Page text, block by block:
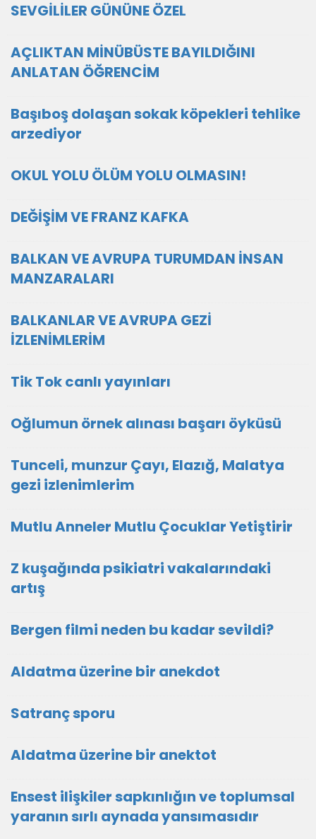
SEVGİLİLER GÜNÜNE ÖZEL
AÇLIKTAN MİNÜBÜSTE BAYILDIĞINI
ANLATAN ÖĞRENCİM
Başıboş dolaşan sokak köpekleri tehlike
arzediyor
OKUL YOLU ÖLÜM YOLU OLMASIN!
DEĞİŞİM VE FRANZ KAFKA
BALKAN VE AVRUPA TURUMDAN İNSAN
MANZARALARI
BALKANLAR VE AVRUPA GEZİ
İZLENİMLERİM
Tik Tok canlı yayınları
Oğlumun örnek alınası başarı öyküsü
Tunceli, munzur Çayı, Elazığ, Malatya
gezi izlenimlerim
Mutlu Anneler Mutlu Çocuklar Yetiştirir
Z kuşağında psikiatri vakalarındaki
artış
Bergen filmi neden bu kadar sevildi?
Aldatma üzerine bir anekdot
Satranç sporu
Aldatma üzerine bir anektot
Ensest ilişkiler sapkınlığın ve toplumsal
yaranın sırlı aynada yansımasıdır